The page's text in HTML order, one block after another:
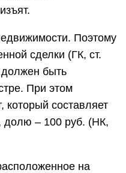
Поэтому
сделки (ГК, ст.
быть
При этом
который составляет
долю – 100 руб. (НК,
на